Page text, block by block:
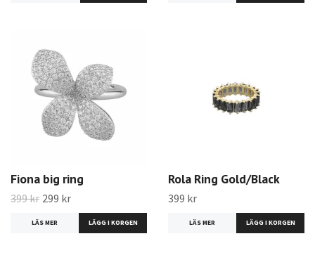
Fiona big ring
399 kr 299 kr
LÄS MER LÄGG I KORGEN
Rola Ring Gold/Black
399 kr
LÄS MER LÄGG I KORGEN